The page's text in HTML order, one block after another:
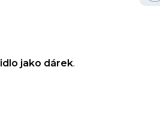
jako dárek.